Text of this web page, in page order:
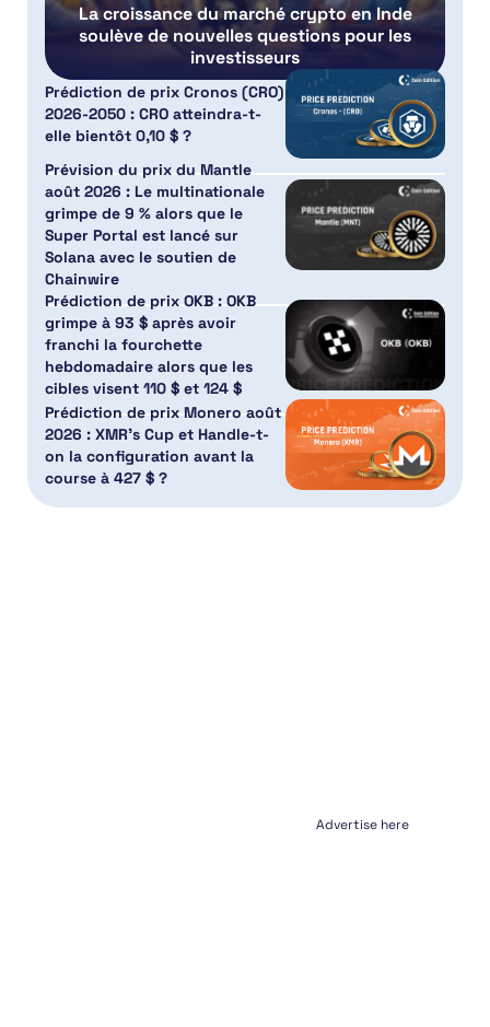
La croissance du marché crypto en Inde
soulève de nouvelles questions pour les
investisseurs
Prédiction de prix Cronos (CRO)
2026-2050 : CRO atteindra-t-
elle bientôt 0,10 $ ?
Prévision du prix du Mantle
août 2026 : Le multinationale
grimpe de 9 % alors que le
Super Portal est lancé sur
Solana avec le soutien de
Chainwire
Prédiction de prix OKB : OKB
grimpe à 93 $ après avoir
franchi la fourchette
hebdomadaire alors que les
cibles visent 110 $ et 124 $
Prédiction de prix Monero août
2026 : XMR’s Cup et Handle-t-
on la configuration avant la
course à 427 $ ?
Advertise here